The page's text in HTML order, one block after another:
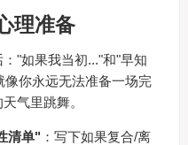
理准备
"如果我当初..."和"早知
你永远无法准备一场完
气里跳舞。
清单" ：写下如果复合/离